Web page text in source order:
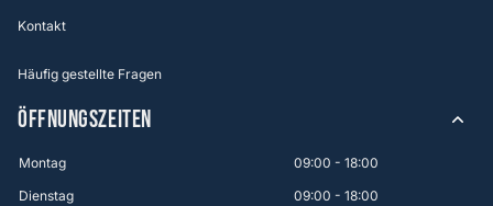
Kontakt
Häufig gestellte Fragen
ÖFFNUNGSZEITEN
Montag
09:00 - 18:00
Dienstag
09:00 - 18:00